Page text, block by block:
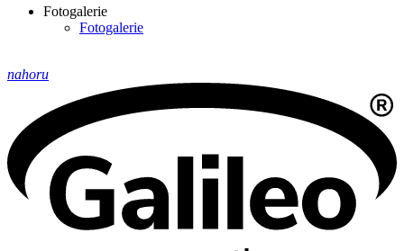
Fotogalerie
Fotogalerie
nahoru